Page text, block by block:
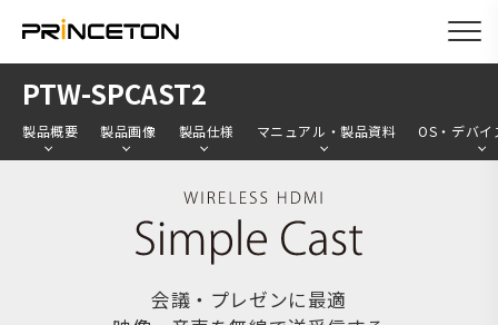
PTW-SPCAST2
製品概要 製品画像 製品仕様 マニュアル・製品資料 OS・デバイ
会議・プレゼンに最適